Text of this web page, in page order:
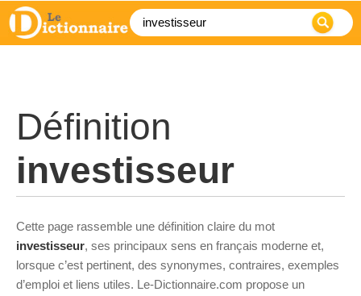
Définition
investisseur
Cette page rassemble une définition claire du mot
investisseur, ses principaux sens en français moderne et,
lorsque c’est pertinent, des synonymes, contraires, exemples
d’emploi et liens utiles. Le-Dictionnaire.com propose un